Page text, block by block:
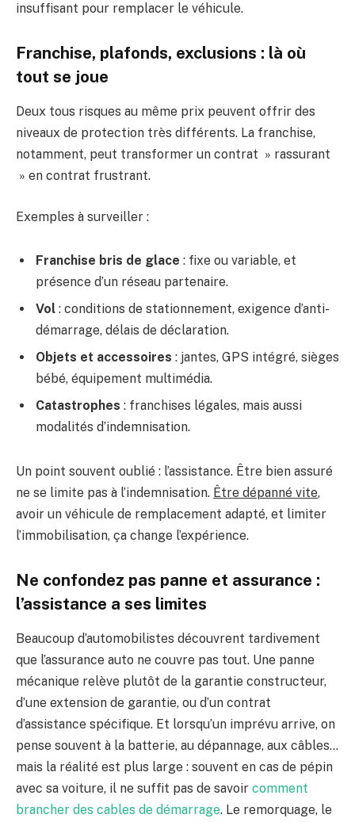
insuffisant pour remplacer le véhicule.
Franchise, plafonds, exclusions : là où
tout se joue
Deux tous risques au même prix peuvent offrir des
niveaux de protection très différents. La franchise,
notamment, peut transformer un contrat » rassurant
» en contrat frustrant.
Exemples à surveiller :
Franchise bris de glace : fixe ou variable, et
présence d’un réseau partenaire.
Vol : conditions de stationnement, exigence d’anti-
démarrage, délais de déclaration.
Objets et accessoires : jantes, GPS intégré, sièges
bébé, équipement multimédia.
Catastrophes : franchises légales, mais aussi
modalités d’indemnisation.
Un point souvent oublié : l’assistance. Être bien assuré
ne se limite pas à l’indemnisation. Être dépanné vite,
avoir un véhicule de remplacement adapté, et limiter
l’immobilisation, ça change l’expérience.
Ne confondez pas panne et assurance :
l’assistance a ses limites
Beaucoup d’automobilistes découvrent tardivement
que l’assurance auto ne couvre pas tout. Une panne
mécanique relève plutôt de la garantie constructeur,
d’une extension de garantie, ou d’un contrat
d’assistance spécifique. Et lorsqu’un imprévu arrive, on
pense souvent à la batterie, au dépannage, aux câbles…
mais la réalité est plus large : souvent en cas de pépin
avec sa voiture, il ne suffit pas de savoir comment
brancher des cables de démarrage. Le remorquage, le